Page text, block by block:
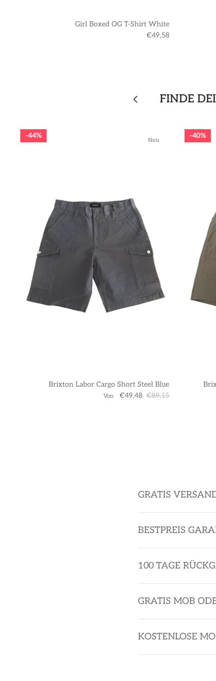
Girl Boxed OG T-Shirt White
€49,58
FINDE
Neu
44%
Brixton Labor Cargo Short Steel Blue
Von €49,48 €89,15
40%
GRATIS
BESTPREIS
100 TAGE
GRATIS MOB
KOSTENLOSE